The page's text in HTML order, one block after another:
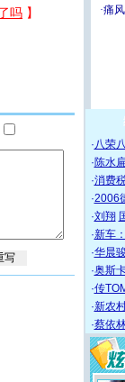
·八荣
·陈水
·消费
·2006
·刘翔
·新车
·华晨
·奥斯
·传
·新农
·蔡依